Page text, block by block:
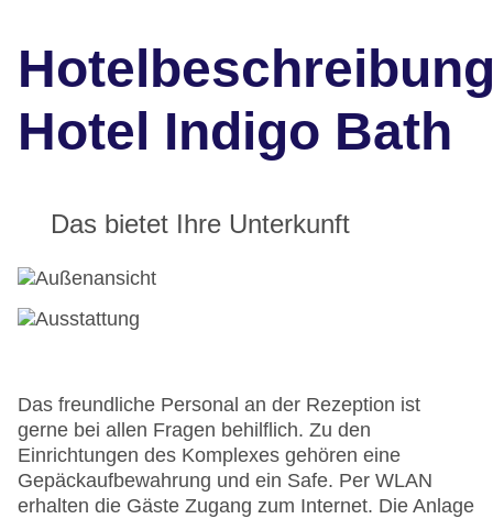
Hotel Indigo Bath
Das bietet Ihre Unterkunft
Das freundliche Personal an der Rezeption ist
gerne bei allen Fragen behilflich. Zu den
Einrichtungen des Komplexes gehören eine
Gepäckaufbewahrung und ein Safe. Per WLAN
erhalten die Gäste Zugang zum Internet. Die Anlage